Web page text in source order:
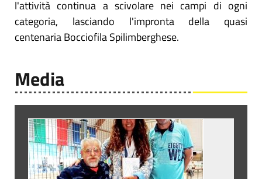
l'attività continua a scivolare nei campi di ogni
categoria, lasciando l'impronta della quasi
centenaria Bocciofila Spilimberghese.
Media